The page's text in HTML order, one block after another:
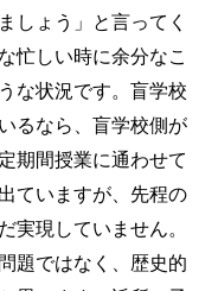
しょう」と言ってく
忙しい時に余分なこ
な状況です。盲学校
るなら、盲学校側が
期間授業に通わせて
ていますが、先程の
実現していません。
題ではなく、歴史的